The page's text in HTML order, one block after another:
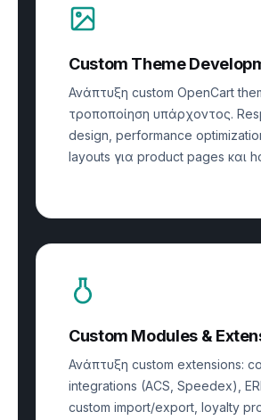
Custom Theme
Ανάπτυξη custom OpenCart
τροποποίηση υπάρχοντος.
design, performance
layouts για product pages και
Custom Modules &
Ανάπτυξη custom extensions:
integrations (ACS, Speedex),
custom import/export, loyalty